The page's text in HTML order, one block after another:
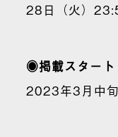
28日（火）
◉掲載スタート
2023年3月中